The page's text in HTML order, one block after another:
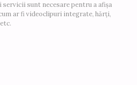
servicii sunt necesare pentru a afișa
ar fi videoclipuri integrate, hărți,